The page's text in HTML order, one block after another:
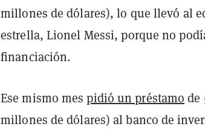
millones de dólares), lo que llevó al
estrella, Lionel Messi, porque no
financiación.
Ese mismo mespidió un préstamo de
millones de dólares) al banco de